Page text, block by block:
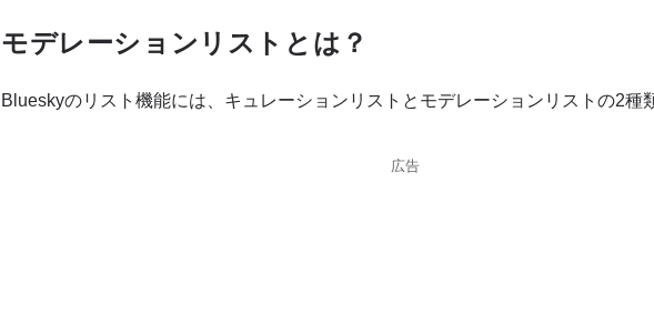
モデレーションリストとは？
Blueskyのリスト機能には、キュレーションリストとモデレーションリストの2種
広告